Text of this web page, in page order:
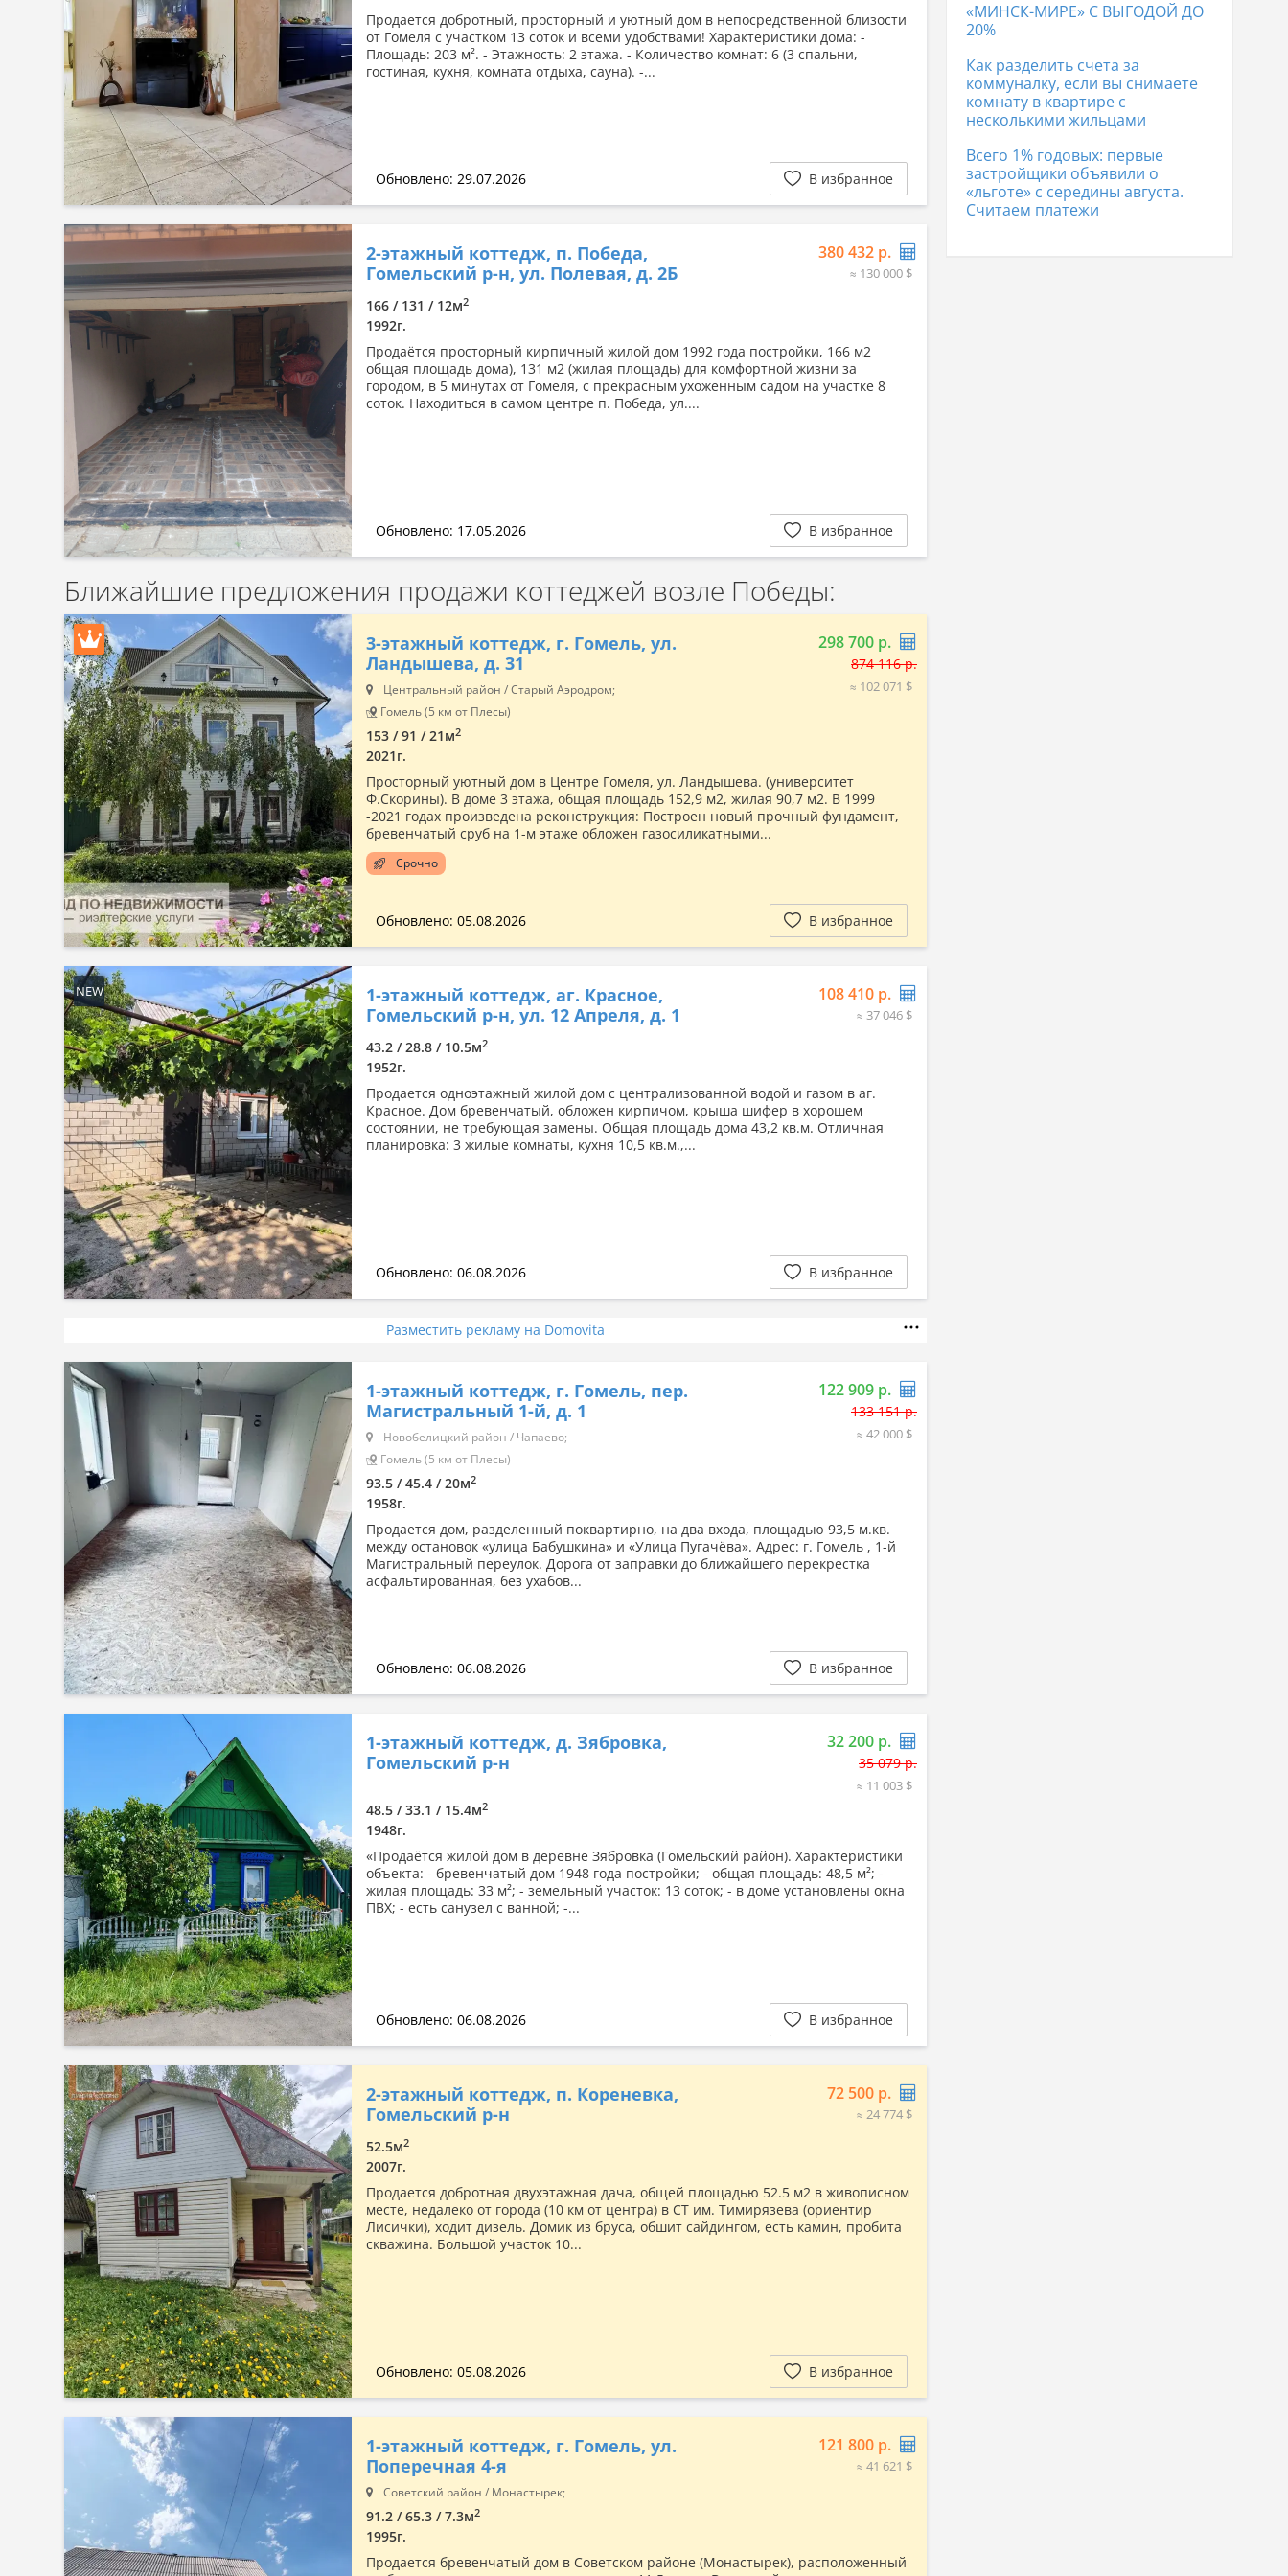
Продается добротный, просторный и уютный дом в непосредственной близости
от Гомеля с участком 13 соток и всеми удобствами! Характеристики дома: -
Площадь: 203 м². - Этажность: 2 этажа. - Количество комнат: 6 (3 спальни,
гостиная, кухня, комната отдыха, сауна). -...
Обновлено: 29.07.2026 В избранное
2-этажный коттедж, п. Победа,
Гомельский р-н, ул. Полевая, д. 2Б
380 432 р.
≈ 130 000 $
166 / 131 / 12м2
1992г.
Продаётся просторный кирпичный жилой дом 1992 года постройки, 166 м2
общая площадь дома), 131 м2 (жилая площадь) для комфортной жизни за
городом, в 5 минутах от Гомеля, с прекрасным ухоженным садом на участке 8
соток. Находиться в самом центре п. Победа, ул....
Обновлено: 17.05.2026 В избранное
Ближайшие предложения продажи коттеджей возле Победы:
3-этажный коттедж, г. Гомель, ул.
Ландышева, д. 31
Центральный район / Старый Аэродром;
Гомель (5 км от Плесы)
298 700 р.
874 116 р.
≈ 102 071 $
153 / 91 / 21м2
2021г.
Просторный уютный дом в Центре Гомеля, ул. Ландышева. (университет
Ф.Скорины). В доме 3 этажа, общая площадь 152,9 м2, жилая 90,7 м2. В 1999
-2021 годах произведена реконструкция: Построен новый прочный фундамент,
бревенчатый сруб на 1-м этаже обложен газосиликатными...
Срочно
Обновлено: 05.08.2026 В избранное
NEW
1-этажный коттедж, аг. Красное,
Гомельский р-н, ул. 12 Апреля, д. 1
108 410 р.
≈ 37 046 $
43.2 / 28.8 / 10.5м2
1952г.
Продается одноэтажный жилой дом с централизованной водой и газом в аг.
Красное. Дом бревенчатый, обложен кирпичом, крыша шифер в хорошем
состоянии, не требующая замены. Общая площадь дома 43,2 кв.м. Отличная
планировка: 3 жилые комнаты, кухня 10,5 кв.м.,...
Обновлено: 06.08.2026 В избранное
Разместить рекламу на Domovita
1-этажный коттедж, г. Гомель, пер.
Магистральный 1-й, д. 1
Новобелицкий район / Чапаево;
Гомель (5 км от Плесы)
122 909 р.
133 151 р.
≈ 42 000 $
93.5 / 45.4 / 20м2
1958г.
Продается дом, разделенный поквартирно, на два входа, площадью 93,5 м.кв.
между остановок «улица Бабушкина» и «Улица Пугачёва». Адрес: г. Гомель , 1-й
Магистральный переулок. Дорога от заправки до ближайшего перекрестка
асфальтированная, без ухабов...
Обновлено: 06.08.2026 В избранное
1-этажный коттедж, д. Зябровка,
Гомельский р-н
32 200 р.
35 079 р.
≈ 11 003 $
48.5 / 33.1 / 15.4м2
1948г.
«Продаётся жилой дом в деревне Зябровка (Гомельский район). Характеристики
объекта: - бревенчатый дом 1948 года постройки; - общая площадь: 48,5 м²; -
жилая площадь: 33 м²; - земельный участок: 13 соток; - в доме установлены окна
ПВХ; - есть санузел с ванной; -...
Обновлено: 06.08.2026 В избранное
2-этажный коттедж, п. Кореневка,
Гомельский р-н
72 500 р.
≈ 24 774 $
52.5м2
2007г.
Продается добротная двухэтажная дача, общей площадью 52.5 м2 в живописном
месте, недалеко от города (10 км от центра) в СТ им. Тимирязева (ориентир
Лисички), ходит дизель. Домик из бруса, обшит сайдингом, есть камин, пробита
скважина. Большой участок 10...
Обновлено: 05.08.2026 В избранное
1-этажный коттедж, г. Гомель, ул.
Поперечная 4-я
Советский район / Монастырек;
121 800 р.
≈ 41 621 $
91.2 / 65.3 / 7.3м2
1995г.
Продается бревенчатый дом в Советском районе (Монастырек), расположенный
«МИНСК-МИРЕ» С ВЫГОДОЙ ДО
20%
Как разделить счета за
коммуналку, если вы снимаете
комнату в квартире с
несколькими жильцами
Всего 1% годовых: первые
застройщики объявили о
«льготе» с середины августа.
Считаем платежи